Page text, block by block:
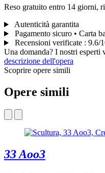
Reso gratuito entro 14 giorni,
Autenticità garantita
Pagamento sicuro • Carta
Recensioni verificate : 9.6/
Una domanda? I nostri esperti
descrizione dell'opera
Scoprire opere simili
Opere simili
33 Aoo3